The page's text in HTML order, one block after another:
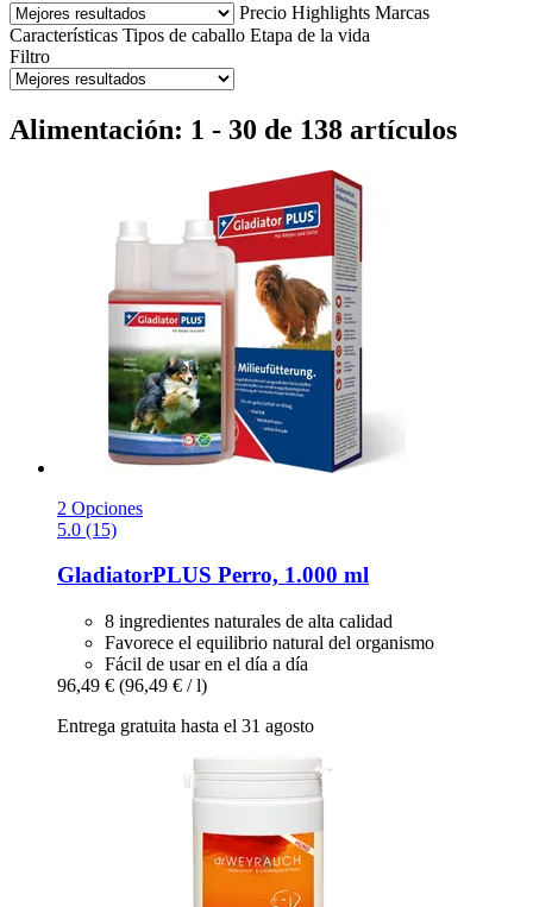
Precio Highlights Marcas
Características Tipos de caballo Etapa de la vida
Filtro
Alimentación: 1 - 30 de 138 artículos
2 Opciones
5.0 (15)
GladiatorPLUS Perro, 1.000 ml
8 ingredientes naturales de alta calidad
Favorece el equilibrio natural del organismo
Fácil de usar en el día a día
96,49 € (96,49 € / l)
Entrega gratuita hasta el 31 agosto